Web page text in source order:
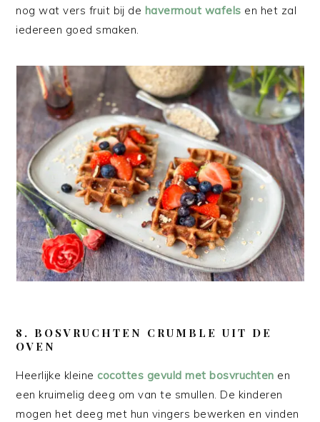
nog wat vers fruit bij de havermout wafels en het zal
iedereen goed smaken.
8. BOSVRUCHTEN CRUMBLE UIT DE
OVEN
Heerlijke kleinecocottes gevuld met bosvruchten en
een kruimelig deeg om van te smullen. De kinderen
mogen het deeg met hun vingers bewerken en vinden